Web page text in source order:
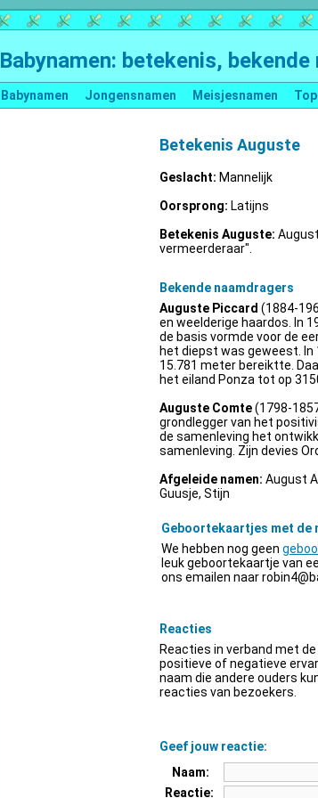
Babynamen: betekenis,
Babynamen Jongensnamen Meisjesnamen
Betekenis Auguste
Geslacht: Mannelijk
Oorsprong: Latijns
Betekenis Auguste:
vermeerderaar".
Bekende naamdragers
Auguste Piccard (1884-
en weelderige haardos. In
de basis vormde voor de
het diepst was geweest. In
15.781 meter bereiktte.
het eiland Ponza tot op
Auguste Comte(1798-
grondlegger van het
de samenleving het
samenleving. Zijn devies
Afgeleide namen: August
Guusje, Stijn
Geboortekaartjes met de
We hebben nog geen
leuk geboortekaartje van
ons emailen naar
Reacties
Reacties in verband met
positieve of negatieve
naam die andere ouders
reacties van bezoekers.
Geef jouw reactie:
Naam:
Reactie: